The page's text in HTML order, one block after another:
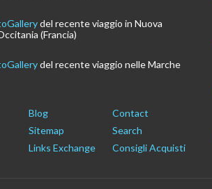
del recente viaggio in Nuova
(Francia)
del recente viaggio nelle Marche
Blog
Contact
Sitemap
Search
Links Exchange Consigli Acquisti